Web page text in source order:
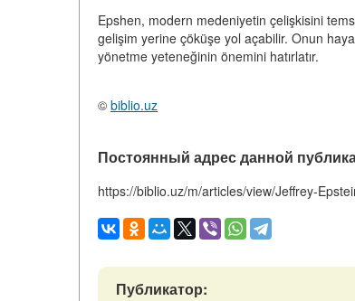
Epshen, modern medeniyetin çelişkisini
gelişim yerine çöküşe yol açabilir. Onun
yönetme yeteneğinin önemini hatırlatır.
© biblio.uz
Постоянный адрес данной
https://biblio.uz/m/articles/view/Jeffrey-
Публикатор: